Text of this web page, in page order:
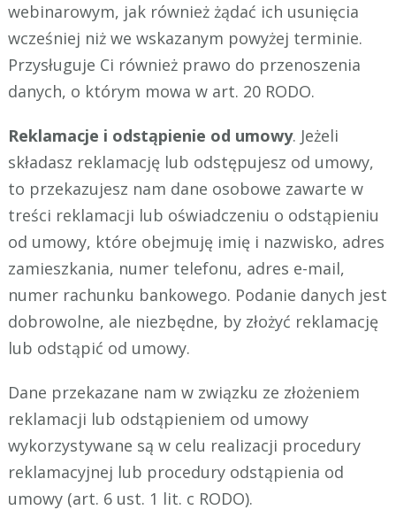
webinarowym, jak również żądać ich usunięcia
wcześniej niż we wskazanym powyżej terminie.
Przysługuje Ci również prawo do przenoszenia
danych, o którym mowa w art. 20 RODO.
Reklamacje i odstąpienie od umowy. Jeżeli
składasz reklamację lub odstępujesz od umowy,
to przekazujesz nam dane osobowe zawarte w
treści reklamacji lub oświadczeniu o odstąpieniu
od umowy, które obejmuję imię i nazwisko, adres
zamieszkania, numer telefonu, adres e-mail,
numer rachunku bankowego. Podanie danych jest
dobrowolne, ale niezbędne, by złożyć reklamację
lub odstąpić od umowy.
Dane przekazane nam w związku ze złożeniem
reklamacji lub odstąpieniem od umowy
wykorzystywane są w celu realizacji procedury
reklamacyjnej lub procedury odstąpienia od
umowy (art. 6 ust. 1 lit. c RODO).